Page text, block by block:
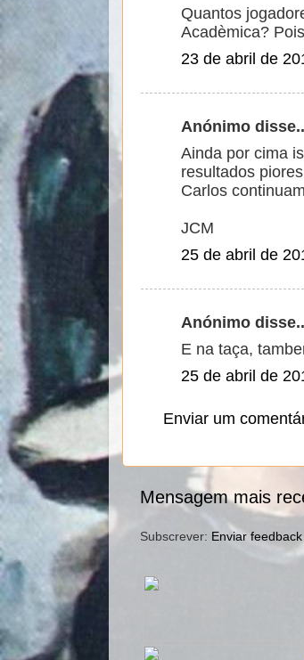
Quantos
Acadèmica?
23 de abril de
Anónimo
Ainda por cima
resultados
Carlos
JCM
25 de abril de
Anónimo
E na taça,
25 de abril de
Enviar um
Mensagem mais
Subscrever: Enviar